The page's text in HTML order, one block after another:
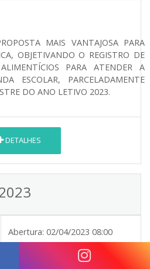
MAIS VANTAJOSA PARA
OBJETIVANDO O REGISTRO DE
PARA ATENDER A
ESCOLAR, PARCELADAMENTE
DO ANO LETIVO 2023.
DETALHES
Abertura: 02/04/2023 08:00